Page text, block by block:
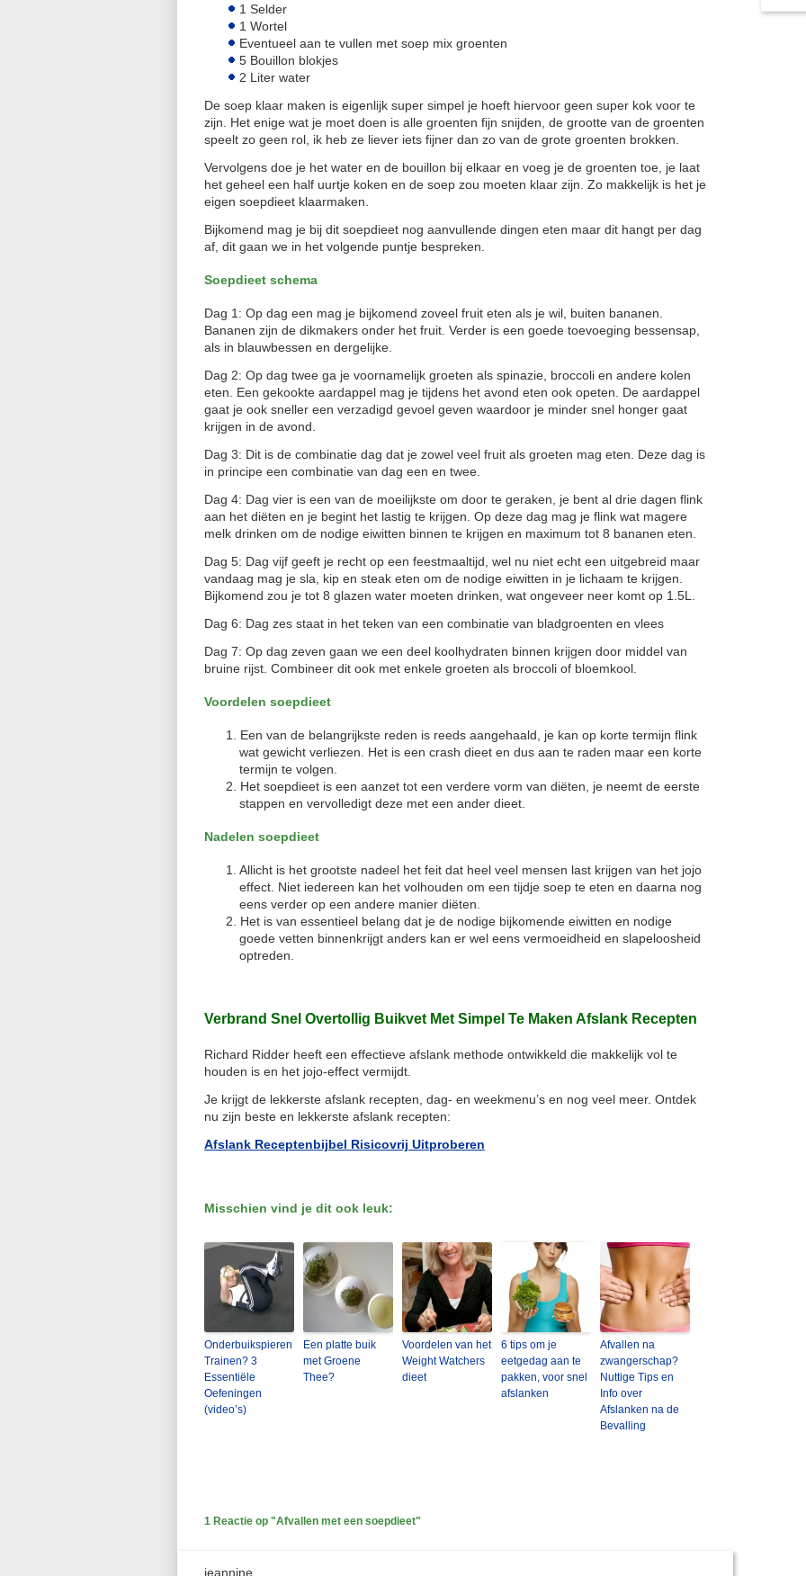
1 Selder
1 Wortel
Eventueel aan te vullen met soep mix groenten
5 Bouillon blokjes
2 Liter water
De soep klaar maken is eigenlijk super simpel je hoeft hiervoor geen super kok voor te
zijn. Het enige wat je moet doen is alle groenten fijn snijden, de grootte van de groenten
speelt zo geen rol, ik heb ze liever iets fijner dan zo van de grote groenten brokken.
Vervolgens doe je het water en de bouillon bij elkaar en voeg je de groenten toe, je laat
het geheel een half uurtje koken en de soep zou moeten klaar zijn. Zo makkelijk is het je
eigen soepdieet klaarmaken.
Bijkomend mag je bij dit soepdieet nog aanvullende dingen eten maar dit hangt per dag
af, dit gaan we in het volgende puntje bespreken.
Soepdieet schema
Dag 1: Op dag een mag je bijkomend zoveel fruit eten als je wil, buiten bananen.
Bananen zijn de dikmakers onder het fruit. Verder is een goede toevoeging bessensap,
als in blauwbessen en dergelijke.
Dag 2: Op dag twee ga je voornamelijk groeten als spinazie, broccoli en andere kolen
eten. Een gekookte aardappel mag je tijdens het avond eten ook opeten. De aardappel
gaat je ook sneller een verzadigd gevoel geven waardoor je minder snel honger gaat
krijgen in de avond.
Dag 3: Dit is de combinatie dag dat je zowel veel fruit als groeten mag eten. Deze dag is
in principe een combinatie van dag een en twee.
Dag 4: Dag vier is een van de moeilijkste om door te geraken, je bent al drie dagen flink
aan het diëten en je begint het lastig te krijgen. Op deze dag mag je flink wat magere
melk drinken om de nodige eiwitten binnen te krijgen en maximum tot 8 bananen eten.
Dag 5: Dag vijf geeft je recht op een feestmaaltijd, wel nu niet echt een uitgebreid maar
vandaag mag je sla, kip en steak eten om de nodige eiwitten in je lichaam te krijgen.
Bijkomend zou je tot 8 glazen water moeten drinken, wat ongeveer neer komt op 1.5L.
Dag 6: Dag zes staat in het teken van een combinatie van bladgroenten en vlees
Dag 7: Op dag zeven gaan we een deel koolhydraten binnen krijgen door middel van
bruine rijst. Combineer dit ook met enkele groeten als broccoli of bloemkool.
Voordelen soepdieet
Een van de belangrijkste reden is reeds aangehaald, je kan op korte termijn flink
wat gewicht verliezen. Het is een crash dieet en dus aan te raden maar een korte
termijn te volgen.
Het soepdieet is een aanzet tot een verdere vorm van diëten, je neemt de eerste
stappen en vervolledigt deze met een ander dieet.
Nadelen soepdieet
Allicht is het grootste nadeel het feit dat heel veel mensen last krijgen van het jojo
effect. Niet iedereen kan het volhouden om een tijdje soep te eten en daarna nog
eens verder op een andere manier diëten.
Het is van essentieel belang dat je de nodige bijkomende eiwitten en nodige
goede vetten binnenkrijgt anders kan er wel eens vermoeidheid en slapeloosheid
optreden.
Verbrand Snel Overtollig Buikvet Met Simpel Te Maken Afslank Recepten
Richard Ridder heeft een effectieve afslank methode ontwikkeld die makkelijk vol te
houden is en het jojo-effect vermijdt.
Je krijgt de lekkerste afslank recepten, dag- en weekmenu’s en nog veel meer. Ontdek
nu zijn beste en lekkerste afslank recepten:
Afslank Receptenbijbel Risicovrij Uitproberen
Misschien vind je dit ook leuk:
Onderbuikspieren
Trainen? 3
Essentiële
Oefeningen
(video’s)
Een platte buik
met Groene
Thee?
Voordelen van het
Weight Watchers
dieet
6 tips om je
eetgedag aan te
pakken, voor snel
afslanken
Afvallen na
zwangerschap?
Nuttige Tips en
Info over
Afslanken na de
Bevalling
1 Reactie op "Afvallen met een soepdieet"
jeannine